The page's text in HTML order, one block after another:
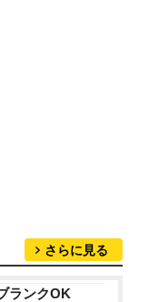
さらに見る
ランクOK